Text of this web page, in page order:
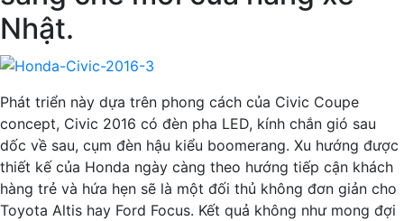
Nhật.
Phát triển này dựa trên phong cách của Civic Coupe
concept, Civic 2016 có đèn pha LED, kính chắn gió sau
dốc về sau, cụm đèn hậu kiểu boomerang. Xu hướng được
thiết kế của Honda ngày càng theo hướng tiếp cận khách
hàng trẻ và hứa hẹn sẽ là một đối thủ không đơn giản cho
Toyota Altis hay Ford Focus. Kết quả không như mong đợi